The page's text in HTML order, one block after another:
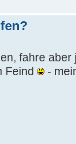
fahre aber
Feind
-